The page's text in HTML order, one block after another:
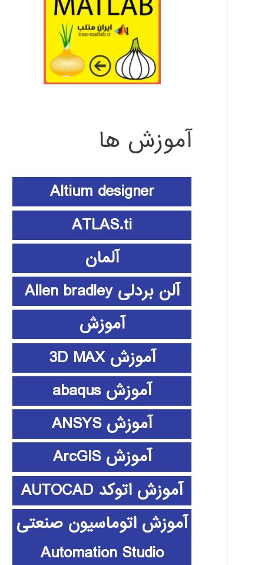
آموزش ها
Altium designer
ATLAS.ti
آلمان
آلن بردلی Allen bradley
آموزش
آموزش 3D MAX
آموزش abaqus
آموزش ANSYS
آموزش ArcGIS
آموزش اتوکد AUTOCAD
آموزش اتوماسیون صنعتی
Automation Studio